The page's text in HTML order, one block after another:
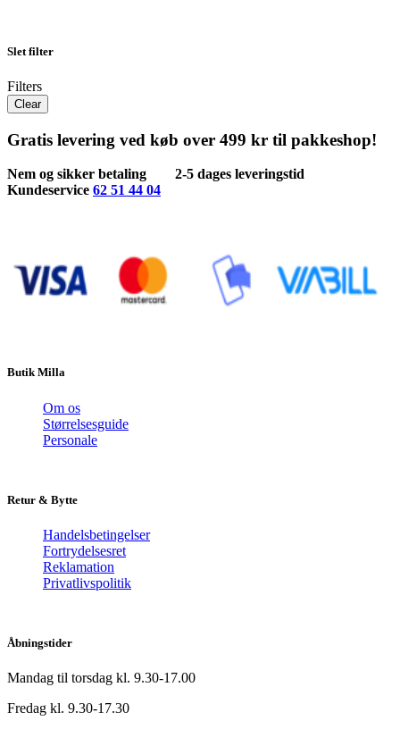
Slet filter
Filters
Clear
Gratis levering ved køb over 499 kr til pakkeshop!
Nem og sikker betaling
2-5 dages leveringstid
Kundeservice 62 51 44 04
Butik Milla
Om os
Størrelsesguide
Personale
Retur & Bytte
Handelsbetingelser
Fortrydelsesret
Reklamation
Privatlivspolitik
Åbningstider
Mandag til torsdag kl. 9.30-17.00
Fredag kl. 9.30-17.30